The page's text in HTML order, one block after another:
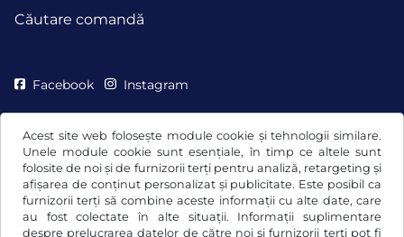
Acest site web folosește module cookie și tehnologii similare.
Unele module cookie sunt esențiale, în timp ce altele sunt
folosite de noi și de furnizorii terți pentru analiză, retargeting și
afișarea de conținut personalizat și publicitate. Este posibil ca
furnizorii terți să combine aceste informații cu alte date, care
au fost colectate în alte situații. Informații suplimentare
despre prelucrarea datelor de către noi și furnizorii terți pot fi
Căutare comandă
Facebook Instagram